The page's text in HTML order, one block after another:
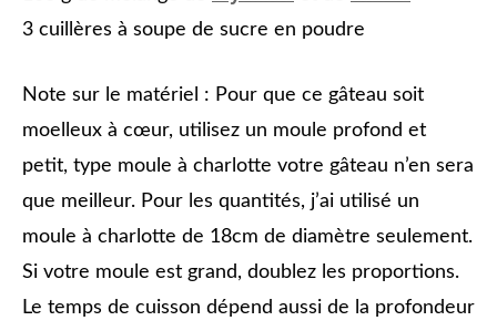
3 cuillères à soupe de sucre en poudre
Note sur le matériel : Pour que ce gâteau soit
moelleux à cœur, utilisez un moule profond et
petit, type moule à charlotte votre gâteau n’en sera
que meilleur. Pour les quantités, j’ai utilisé un
moule à charlotte de 18cm de diamètre seulement.
Si votre moule est grand, doublez les proportions.
Le temps de cuisson dépend aussi de la profondeur